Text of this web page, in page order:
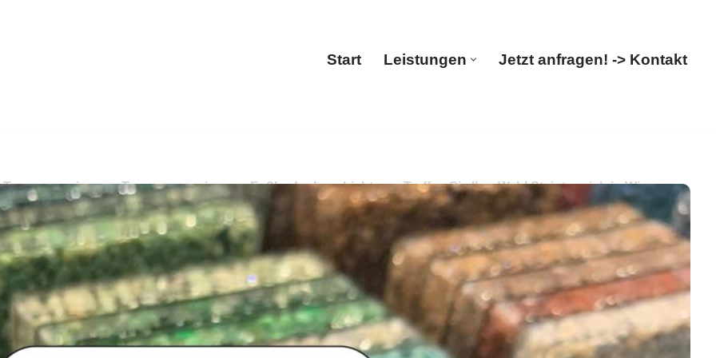
Start Leistungen Jetzt anfragen! -> Kontakt
Terrassensanierung, Fußbodenbeschichtung. Treffen Sie Ihre Wahl Steinteppich in Wismar
Terrassensanierung, Fußbodenbeschichtung. ✓Terrassensanierung, ✓Balkonsanierung, ✓Steinteppich,
Ihr Boden-Verleger. Wir bringen Ihre Projekte voran ✉.